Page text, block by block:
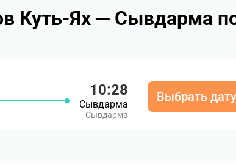
Куть-Ях ─ Сывдарма
10:28
Сывдарма
Сывдарма
Выбрать дату